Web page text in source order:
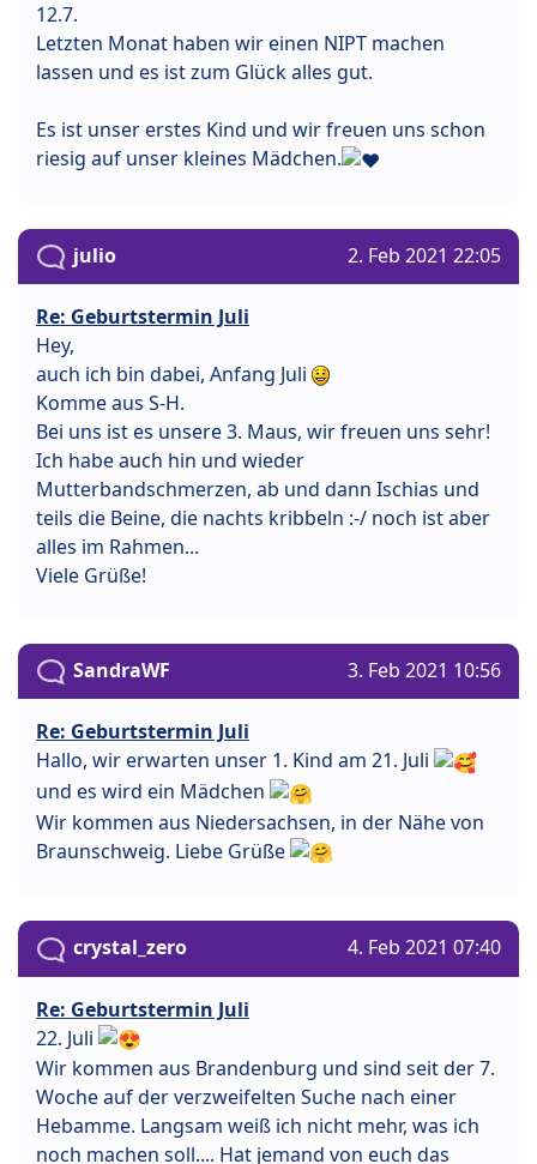
12.7.
Letzten Monat haben wir einen NIPT machen
lassen und es ist zum Glück alles gut.
Es ist unser erstes Kind und wir freuen uns schon
riesig auf unser kleines Mädchen.
julio 2. Feb 2021 22:05
Re: Geburtstermin Juli
Hey,
auch ich bin dabei, Anfang Juli
Komme aus S-H.
Bei uns ist es unsere 3. Maus, wir freuen uns sehr!
Ich habe auch hin und wieder
Mutterbandschmerzen, ab und dann Ischias und
teils die Beine, die nachts kribbeln :-/ noch ist aber
alles im Rahmen...
Viele Grüße!
SandraWF 3. Feb 2021 10:56
Re: Geburtstermin Juli
Hallo, wir erwarten unser 1. Kind am 21. Juli
und es wird ein Mädchen
Wir kommen aus Niedersachsen, in der Nähe von
Braunschweig. Liebe Grüße
crystal_zero 4. Feb 2021 07:40
Re: Geburtstermin Juli
22. Juli
Wir kommen aus Brandenburg und sind seit der 7.
Woche auf der verzweifelten Suche nach einer
Hebamme. Langsam weiß ich nicht mehr, was ich
noch machen soll.... Hat jemand von euch das